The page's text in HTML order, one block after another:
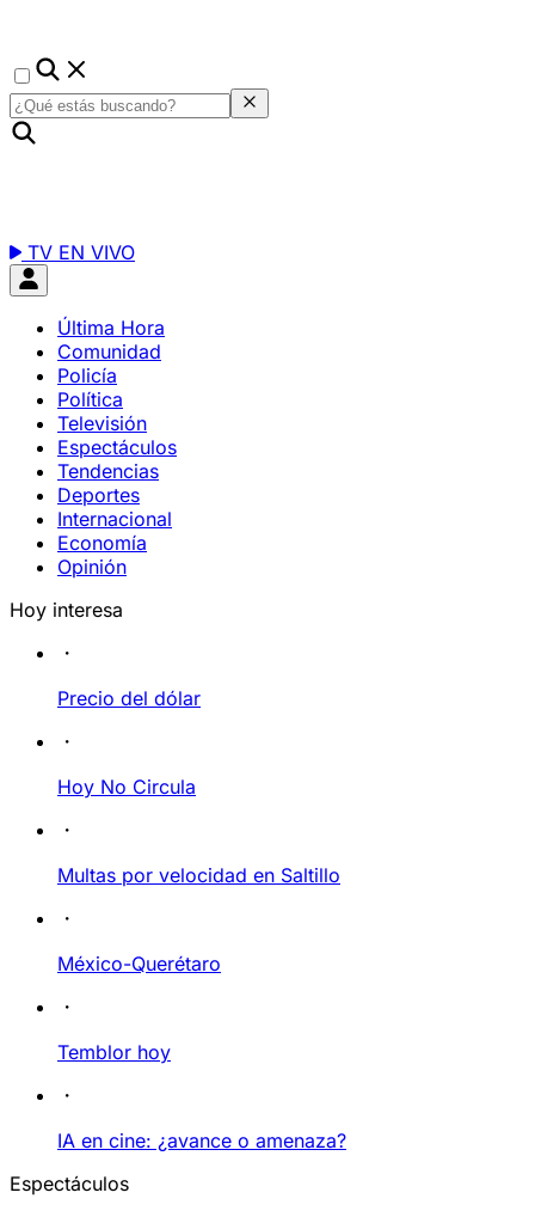
TV EN VIVO
Última Hora
Comunidad
Policía
Política
Televisión
Espectáculos
Tendencias
Deportes
Internacional
Economía
Opinión
Hoy interesa
Precio del dólar
Hoy No Circula
Multas por velocidad en Saltillo
México-Querétaro
Temblor hoy
IA en cine: ¿avance o amenaza?
Espectáculos